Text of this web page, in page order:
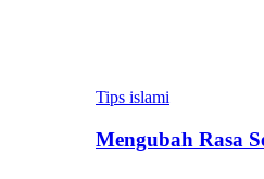
Tips islami
Mengubah Rasa